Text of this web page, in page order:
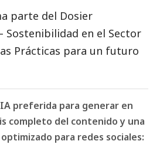
parte del Dosier
Sostenibilidad en el Sector
Prácticas para un futuro
preferida para generar en
completo del contenido y una
para redes sociales: